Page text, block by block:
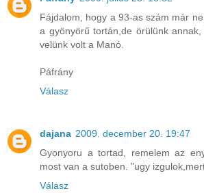
Fájdalom, hogy a 93-as szám már
a gyönyörű tortán,de örülünk
velünk volt a Manó.
Páfrány
Válasz
dajana 2009. december 20. 19:47
Gyonyoru a tortad, remelem az
most van a sutoben. "ugy
Válasz